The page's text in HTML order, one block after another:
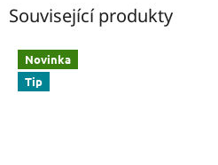
Související produkty
Novinka
Tip